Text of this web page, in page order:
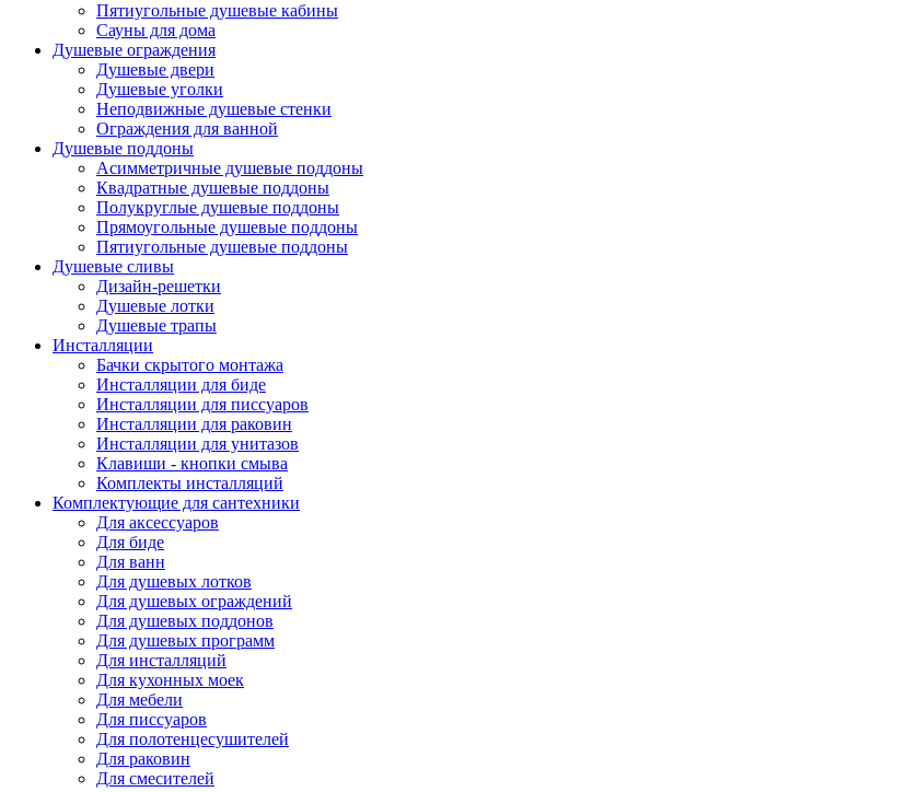
Пятиугольные душевые кабины
Сауны для дома
Душевые ограждения
Душевые двери
Душевые уголки
Неподвижные душевые стенки
Ограждения для ванной
Душевые поддоны
Асимметричные душевые поддоны
Квадратные душевые поддоны
Полукруглые душевые поддоны
Прямоугольные душевые поддоны
Пятиугольные душевые поддоны
Душевые сливы
Дизайн-решетки
Душевые лотки
Душевые трапы
Инсталляции
Бачки скрытого монтажа
Инсталляции для биде
Инсталляции для писсуаров
Инсталляции для раковин
Инсталляции для унитазов
Клавиши - кнопки смыва
Комплекты инсталляций
Комплектующие для сантехники
Для аксессуаров
Для биде
Для ванн
Для душевых лотков
Для душевых ограждений
Для душевых поддонов
Для душевых программ
Для инсталляций
Для кухонных моек
Для мебели
Для писсуаров
Для полотенцесушителей
Для раковин
Для смесителей